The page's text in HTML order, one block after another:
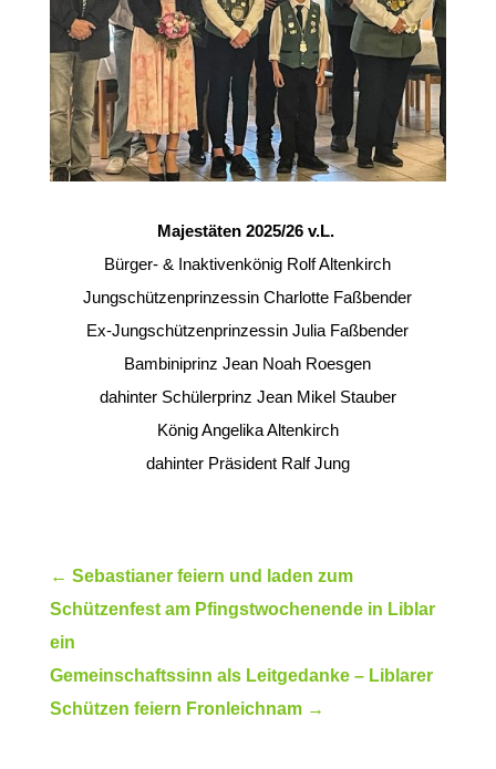
Majestäten 2025/26 v.L.
Bürger- & Inaktivenkönig Rolf Altenkirch
Jungschützenprinzessin Charlotte Faßbender
Ex-Jungschützenprinzessin Julia Faßbender
Bambiniprinz Jean Noah Roesgen
dahinter Schülerprinz Jean Mikel Stauber
König Angelika Altenkirch
dahinter Präsident Ralf Jung
← Sebastianer feiern und laden zum
Schützenfest am Pfingstwochenende in Liblar
ein
Gemeinschaftssinn als Leitgedanke – Liblarer
Schützen feiern Fronleichnam→